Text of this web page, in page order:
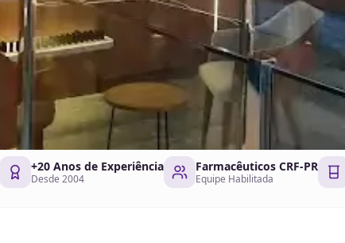
+20 Anos de Experiência
Desde 2004
Farmacêuticos CRF-PR
Equipe Habilitada